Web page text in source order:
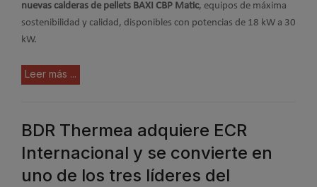
nuevas calderas de pellets BAXI CBP Matic, equipos de máxima
sostenibilidad y calidad, disponibles con potencias de 18 kW a 30
kW.
Leer más ...
BDR Thermea adquiere ECR
Internacional y se convierte en
uno de los tres líderes del